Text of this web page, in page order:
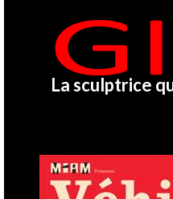
La sculptrice